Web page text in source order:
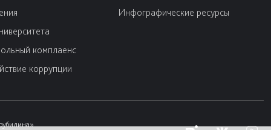
комплаенс
коррупции
Инфографические ресурсы